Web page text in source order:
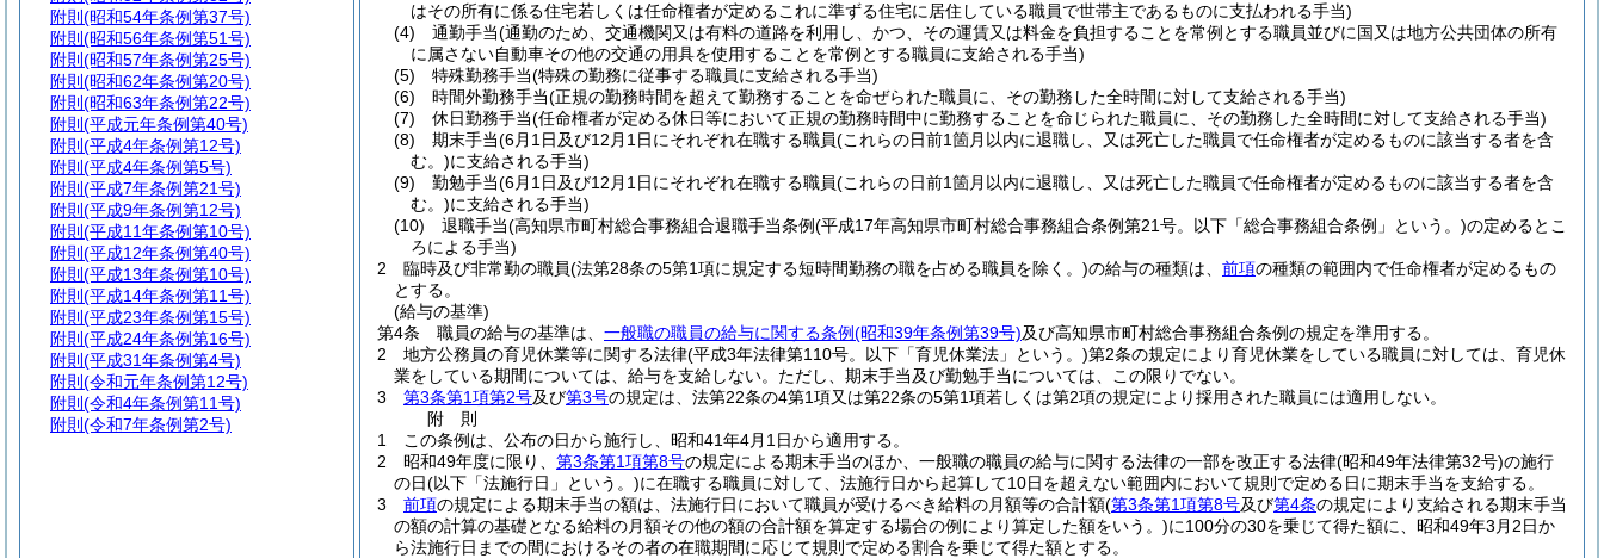
はその所有に係る住宅若しくは任命権者が定めるこれに準ずる住宅に居住している職員で世帯主であるものに支払われる手当)
(4)
通勤手当(通勤のため、交通機関又は有料の道路を利用し、かつ、その運賃又は料金を負担することを常例とする職員並びに国又は地方公共団体の所有
に属さない自動車その他の交通の用具を使用することを常例とする職員に支給される手当)
(5)
特殊勤務手当(特殊の勤務に従事する職員に支給される手当)
(6)
時間外勤務手当(正規の勤務時間を超えて勤務することを命ぜられた職員に、その勤務した全時間に対して支給される手当)
(7)
休日勤務手当(任命権者が定める休日等において正規の勤務時間中に勤務することを命じられた職員に、その勤務した全時間に対して支給される手当)
(8)
期末手当(6月1日及び12月1日にそれぞれ在職する職員(これらの日前1箇月以内に退職し、又は死亡した職員で任命権者が定めるものに該当する者を含
む。)に支給される手当)
(9)
勤勉手当(6月1日及び12月1日にそれぞれ在職する職員(これらの日前1箇月以内に退職し、又は死亡した職員で任命権者が定めるものに該当する者を含
む。)に支給される手当)
(10)
退職手当(高知県市町村総合事務組合退職手当条例(平成17年高知県市町村総合事務組合条例第21号。以下「総合事務組合条例」という。)の定めるとこ
ろによる手当)
2
臨時及び非常勤の職員(法第28条の5第1項に規定する短時間勤務の職を占める職員を除く。)の給与の種類は、 前項の種類の範囲内で任命権者が定めるもの
とする。
(給与の基準)
第4条
職員の給与の基準は、 一般職の職員の給与に関する条例(昭和39年条例第39号)及び高知県市町村総合事務組合条例の規定を準用する。
2
地方公務員の育児休業等に関する法律(平成3年法律第110号。以下「育児休業法」という。)第2条の規定により育児休業をしている職員に対しては、育児休
業をしている期間については、給与を支給しない。 ただし、期末手当及び勤勉手当については、この限りでない。
3
第3条第1項第2号及び第3号の規定は、法第22条の4第1項又は第22条の5第1項若しくは第2項の規定により採用された職員には適用しない。
附 則
1
この条例は、公布の日から施行し、昭和41年4月1日から適用する。
2
昭和49年度に限り、 第3条第1項第8号の規定による期末手当のほか、一般職の職員の給与に関する法律の一部を改正する法律(昭和49年法律第32号)の施行
の日(以下「法施行日」という。)に在職する職員に対して、法施行日から起算して10日を超えない範囲内において規則で定める日に期末手当を支給する。
3
前項の規定による期末手当の額は、法施行日において職員が受けるべき給料の月額等の合計額(第3条第1項第8号及び第4条の規定により支給される期末手当
の額の計算の基礎となる給料の月額その他の額の合計額を算定する場合の例により算定した額をいう。)に100分の30を乗じて得た額に、昭和49年3月2日か
ら法施行日までの間におけるその者の在職期間に応じて規則で定める割合を乗じて得た額とする。
附則 (昭和54年条例第37号)
附則 (昭和56年条例第51号)
附則 (昭和57年条例第25号)
附則 (昭和62年条例第20号)
附則 (昭和63年条例第22号)
附則 (平成元年条例第40号)
附則 (平成4年条例第12号)
附則 (平成4年条例第5号)
附則 (平成7年条例第21号)
附則 (平成9年条例第12号)
附則 (平成11年条例第10号)
附則 (平成12年条例第40号)
附則 (平成13年条例第10号)
附則 (平成14年条例第11号)
附則 (平成23年条例第15号)
附則 (平成24年条例第16号)
附則 (平成31年条例第4号)
附則 (令和元年条例第12号)
附則 (令和4年条例第11号)
附則 (令和7年条例第2号)